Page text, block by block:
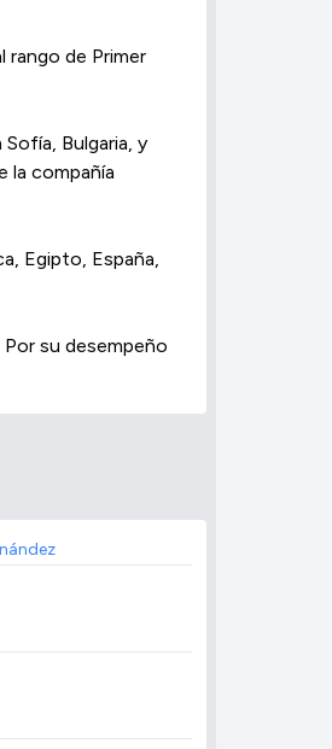
rango de Primer
Bulgaria, y
la compañía
Egipto, España,
su desempeño